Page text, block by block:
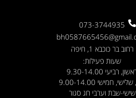
073-3744935
רחוב בר כוכבא 1, חיפה
שעות פעילות:
רביעי 9.30-14.00
חמישי 9.00-14.00
שישי-שבת וערבי חג סגור